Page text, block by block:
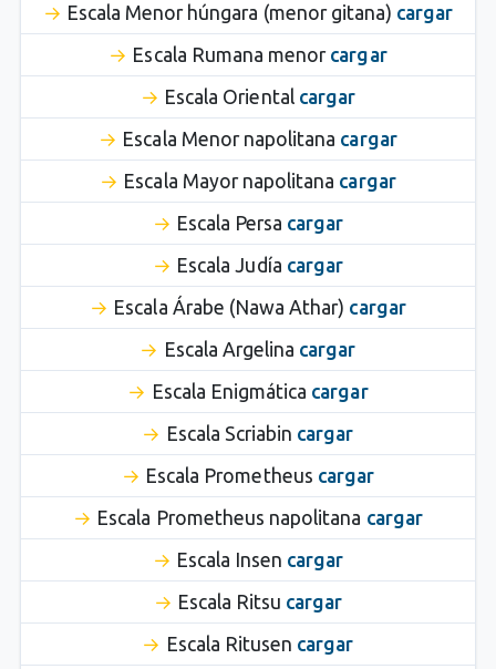
Escala Menor húngara (menor gitana) cargar
Escala Rumana menor cargar
Escala Oriental cargar
Escala Menor napolitana cargar
Escala Mayor napolitana cargar
Escala Persa cargar
Escala Judía cargar
Escala Árabe (Nawa Athar) cargar
Escala Argelina cargar
Escala Enigmática cargar
Escala Scriabin cargar
Escala Prometheus cargar
Escala Prometheus napolitana cargar
Escala Insen cargar
Escala Ritsu cargar
Escala Ritusen cargar